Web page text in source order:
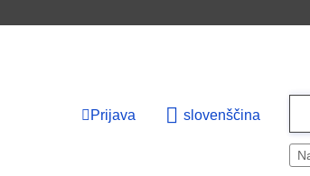
Prijava slovenščina